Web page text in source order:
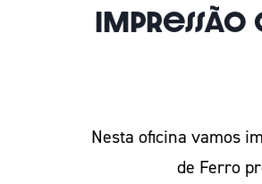
Nesta oficina vamos
de Ferro